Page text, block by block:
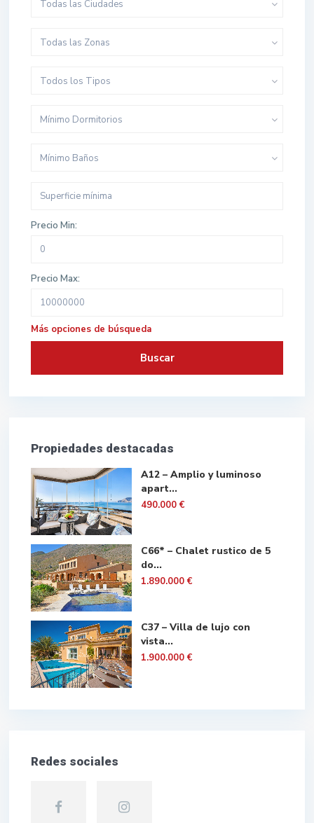
Todas las Ciudades
Todas las Zonas
Todos los Tipos
Mínimo Dormitorios
Mínimo Baños
Precio Min:
Precio Max:
Más opciones de búsqueda
Buscar
Propiedades destacadas
A12 – Amplio y luminoso
apart...
490.000 €
C66* – Chalet rustico de 5
do...
1.890.000 €
C37 – Villa de lujo con
vista...
1.900.000 €
Redes sociales